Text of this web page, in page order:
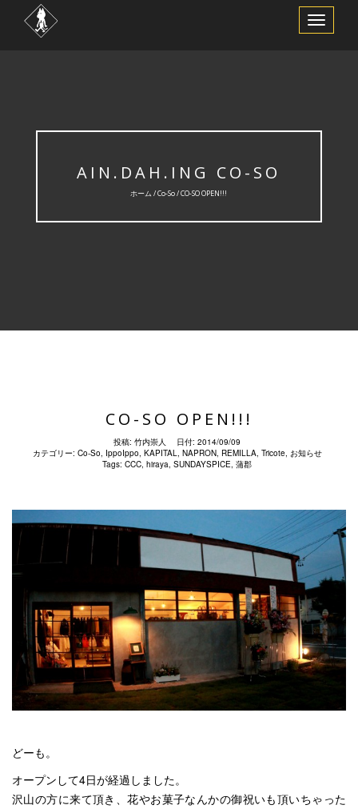
ナ
ビ
替
AIN.DAH.ING CO-SO
ホーム /Co-So/ CO-SO OPEN!!!
CO-SO OPEN!!!
投稿: 竹内崇人 日付: 2014/09/09
カテゴリー: Co-So, IppoIppo, KAPITAL, NAPRON, REMILLA, Tricote, お知らせ
Tags: CCC, hiraya, SUNDAYSPICE, 蒲郡
どーも。
オープンして4日が経過しました。
沢山の方に来て頂き、花やお菓子なんかの御祝いも頂いちゃった